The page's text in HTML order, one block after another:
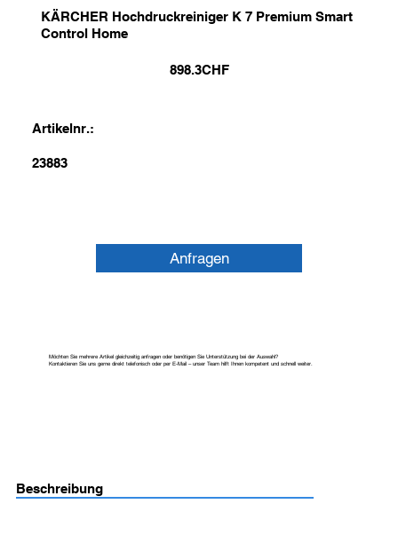
KÄRCHER Hochdruckreiniger K 7 Premium Smart
Control Home
898.3CHF
Artikelnr.:
23883
Anfragen
Möchten Sie mehrere Artikel gleichzeitig anfragen oder benötigen Sie Unterstützung bei der Auswahl?
Kontaktieren Sie uns gerne direkt telefonisch oder per E-Mail – unser Team hilft Ihnen kompetent und schnell weiter.
Beschreibung